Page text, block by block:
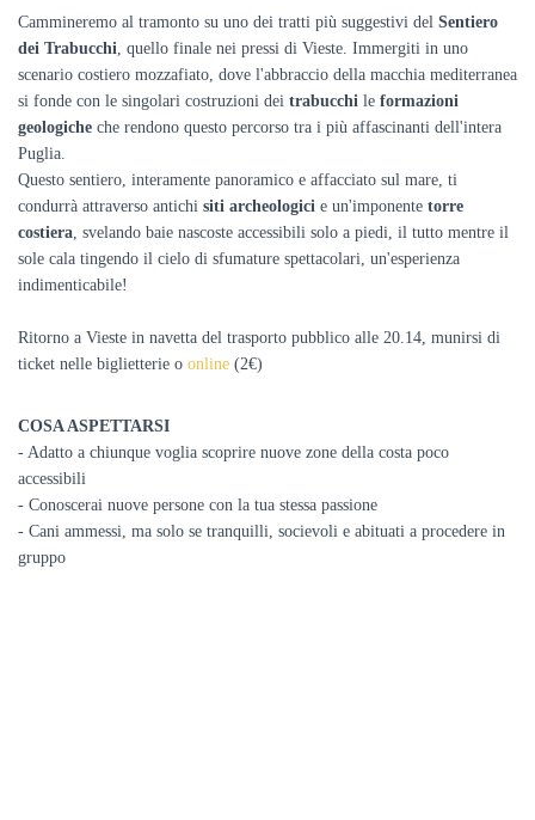
Cammineremo al tramonto su uno dei tratti più suggestivi del Sentiero
dei Trabucchi, quello finale nei pressi di Vieste. Immergiti in uno
scenario costiero mozzafiato, dove l'abbraccio della macchia mediterranea
si fonde con le singolari costruzioni dei trabucchi le formazioni
geologiche che rendono questo percorso tra i più affascinanti dell'intera
Puglia.
Questo sentiero, interamente panoramico e affacciato sul mare, ti
condurrà attraverso antichi siti archeologici e un'imponente torre
costiera, svelando baie nascoste accessibili solo a piedi, il tutto mentre il
sole cala tingendo il cielo di sfumature spettacolari, un'esperienza
indimenticabile!
Ritorno a Vieste in navetta del trasporto pubblico alle 20.14, munirsi di
ticket nelle biglietterie o online (2€)
COSA ASPETTARSI
- Adatto a chiunque voglia scoprire nuove zone della costa poco
accessibili
- Conoscerai nuove persone con la tua stessa passione
- Cani ammessi, ma solo se tranquilli, socievoli e abituati a procedere in
gruppo